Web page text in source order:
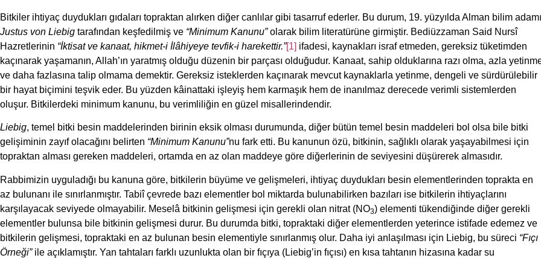
Bitkiler ihtiyaç duydukları gıdaları topraktan alırken diğer canlılar gibi tasarruf ederler. Bu durum, 19. yüzyılda Alman bilim adamı
Justus von Liebig tarafından keşfedilmiş ve “Minimum Kanunu”olarak bilim literatürüne girmiştir. Bediüzzaman Said Nursî
Hazretlerinin “İktisat ve kanaat, hikmet-i İlâhiyeye tevfik-i harekettir.”[1] ifadesi, kaynakları israf etmeden, gereksiz tüketimden
kaçınarak yaşamanın, Allah’ın yaratmış olduğu düzenin bir parçası olduğudur. Kanaat, sahip olduklarına razı olma, azla
ve daha fazlasına talip olmama demektir. Gereksiz isteklerden kaçınarak mevcut kaynaklarla yetinme, dengeli ve sürdürülebilir
bir hayat biçimini teşvik eder. Bu yüzden kâinattaki işleyiş hem karmaşık hem de inanılmaz derecede verimli sistemlerden
oluşur. Bitkilerdeki minimum kanunu, bu verimliliğin en güzel misallerindendir.
Liebig, temel bitki besin maddelerinden birinin eksik olması durumunda, diğer bütün temel besin maddeleri bol olsa bile bitki
gelişiminin zayıf olacağını belirten “Minimum Kanunu”nu fark etti. Bu kanunun özü, bitkinin, sağlıklı olarak yaşayabilmesi için
topraktan alması gereken maddeleri, ortamda en az olan maddeye göre diğerlerinin de seviyesini düşürerek almasıdır.
Rabbimizin uyguladığı bu kanuna göre, bitkilerin büyüme ve gelişmeleri, ihtiyaç duydukları besin elementlerinden toprakta en
az bulunanı ile sınırlanmıştır. Tabiî çevrede bazı elementler bol miktarda bulunabilirken bazıları ise bitkilerin ihtiyaçlarını
karşılayacak seviyede olmayabilir. Meselâ bitkinin gelişmesi için gerekli olan nitrat (NO3) elementi tükendiğinde diğer gerekli
elementler bulunsa bile bitkinin gelişmesi durur. Bu durumda bitki, topraktaki diğer elementlerden yeterince istifade edemez ve
bitkilerin gelişmesi, topraktaki en az bulunan besin elementiyle sınırlanmış olur. Daha iyi anlaşılması için Liebig, bu süreci “Fıçı
Örneği”ile açıklamıştır. Yan tahtaları farklı uzunlukta olan bir fıçıya (Liebig’in fıçısı) en kısa tahtanın hizasına kadar su